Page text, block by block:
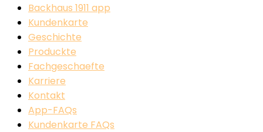
Backhaus 1911 app
Kundenkarte
Geschichte
Produckte
Fachgeschaefte
Karriere
Kontakt
App-FAQs
Kundenkarte FAQs